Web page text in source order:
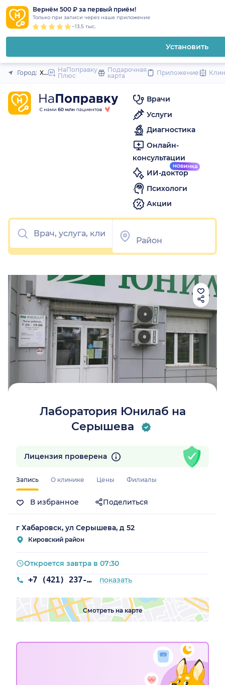
Вернём 500 ₽ за первый приём!
Только при записи через наше приложение
~13.5 тыс.
Установить
Закрыть
Город: ХабаровскНаПоправку
Плюс
Подарочная
карта
Приложение
Врачи
Услуги
Диагностика
Онлайн-
консультации
ИИ-доктор
Психологи
Акции
Лаборатория Юнилаб на
Серышева
Запись О клинике Цены Филиалы
В избранное Поделиться
Лицензия проверена
г Хабаровск, ул Серышева, д 52
Кировский район
+7 (421) 237-71-41 показать
Откроется завтра в 07:30
Смотреть на карте